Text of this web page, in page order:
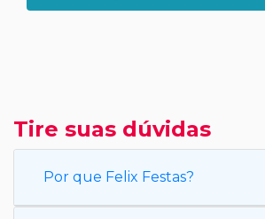
Tire suas dúvidas
Por que Felix Festas?